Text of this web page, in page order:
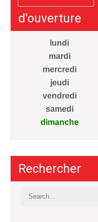
d'ouverture
lundi
mardi
mercredi
jeudi
vendredi
samedi
dimanche
Rechercher